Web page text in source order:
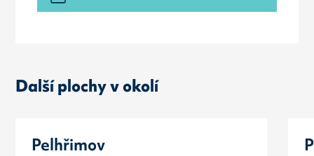
Další plochy v okolí
Pelhřimov